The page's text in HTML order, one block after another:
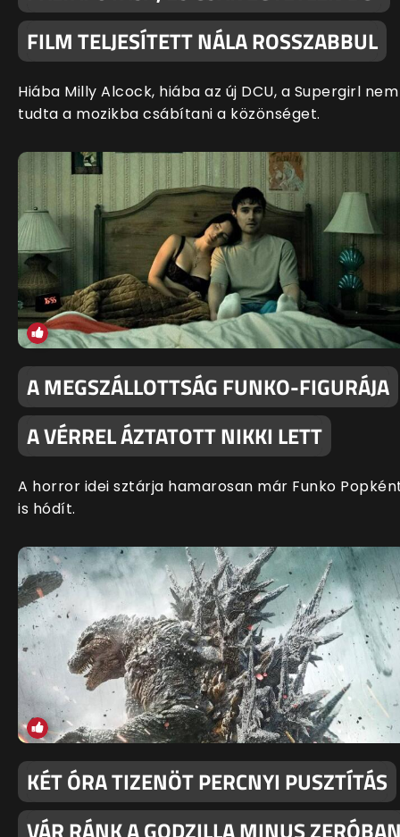
FILM TELJESÍTETT NÁLA ROSSZABBUL
Hiába Milly Alcock, hiába az új DCU, a Supergirl nem
tudta a mozikba csábítani a közönséget.
A MEGSZÁLLOTTSÁG FUNKO-FIGURÁJA
A VÉRREL ÁZTATOTT NIKKI LETT
A horror idei sztárja hamarosan már Funko
is hódít.
KÉT ÓRA TIZENÖT PERCNYI PUSZTÍTÁS